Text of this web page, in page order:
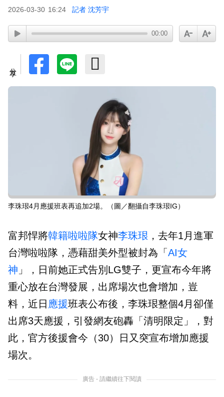
2026-03-30 16:24 記者 沈芳宇
00:00
李珠珢4月應援班表再追加2場。（圖／翻攝自李珠珢IG）
富邦悍將韓籍啦啦隊女神李珠珢 ，去年1月進軍
台灣啦啦隊，憑藉甜美外型被封為「 AI女
神 」，日前她正式告別LG雙子，更宣布今年將
重心放在台灣發展，出席場次也會增加，豈
料，近日 應援班表公布後，李珠珢整個4月卻僅
出席3天應援，引發網友砲轟「清明限定」，對
此，官方後援會今（30）日又突宣布增加應援
場次。
廣告 - 請繼續往下閱讀